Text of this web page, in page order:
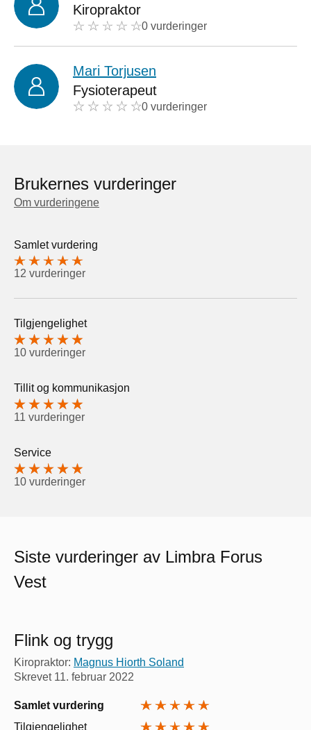
Kiropraktor
0 vurderinger
Mari Torjusen
Fysioterapeut
0 vurderinger
Brukernes vurderinger
Om vurderingene
Samlet vurdering
12 vurderinger
Tilgjengelighet
10 vurderinger
Tillit og kommunikasjon
11 vurderinger
Service
10 vurderinger
Siste vurderinger av Limbra Forus
Vest
Flink og trygg
Kiropraktor: Magnus Hiorth Soland
Skrevet 11. februar 2022
Samlet vurdering
Tilgjengelighet